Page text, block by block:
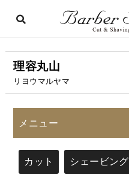
理容丸山
リヨウマルヤマ
メニュー
カット シェービング